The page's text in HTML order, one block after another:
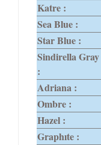
Katre :
Sea Blue :
Star Blue :
Sindirella Gray
:
Adriana :
Ombre :
Hazel :
Graphıte :